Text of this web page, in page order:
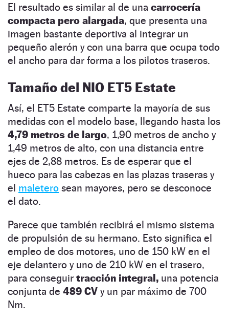
El resultado es similar al de una carrocería
compacta pero alargada, que presenta una
imagen bastante deportiva al integrar un
pequeño alerón y con una barra que ocupa todo
el ancho para dar forma a los pilotos traseros.
Tamaño del NIO ET5 Estate
Así, el ET5 Estate comparte la mayoría de sus
medidas con el modelo base, llegando hasta los
4,79 metros de largo, 1,90 metros de ancho y
1,49 metros de alto, con una distancia entre
ejes de 2,88 metros. Es de esperar que el
hueco para las cabezas en las plazas traseras y
el maletero sean mayores, pero se desconoce
el dato.
Parece que también recibirá el mismo sistema
de propulsión de su hermano. Esto significa el
empleo de dos motores, uno de 150 kW en el
eje delantero y uno de 210 kW en el trasero,
para conseguir tracción integral, una potencia
conjunta de 489 CV y un par máximo de 700
Nm.